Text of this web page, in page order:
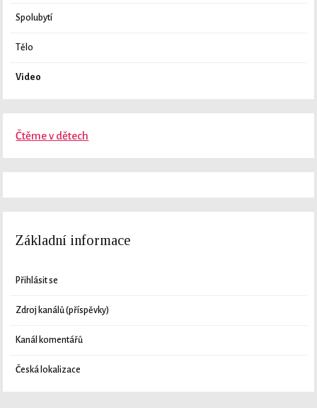
Spolubytí
Tělo
Video
Čtěme v dětech
Základní informace
Přihlásit se
Zdroj kanálů (příspěvky)
Kanál komentářů
Česká lokalizace